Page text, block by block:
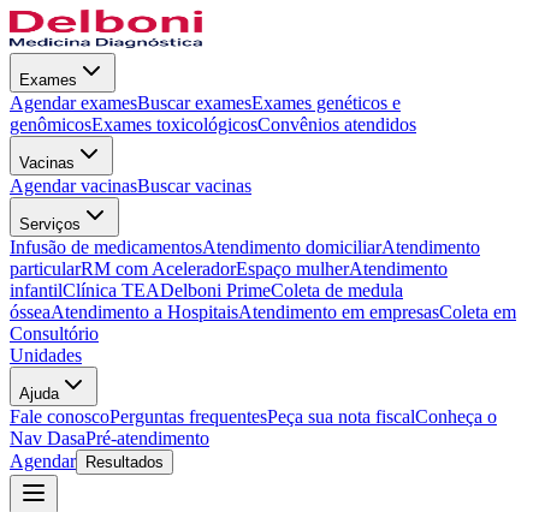
Exames
Agendar examesBuscar examesExames genéticos e
genômicosExames toxicológicosConvênios atendidos
Vacinas
Agendar vacinasBuscar vacinas
Serviços
Infusão de medicamentosAtendimento domiciliarAtendimento
particularRM com AceleradorEspaço mulherAtendimento
infantilClínica TEADelboni PrimeColeta de medula
ósseaAtendimento a HospitaisAtendimento em empresasColeta em
Consultório
Unidades
Ajuda
Fale conoscoPerguntas frequentesPeça sua nota fiscalConheça o
Nav DasaPré-atendimento
Agendar
Resultados